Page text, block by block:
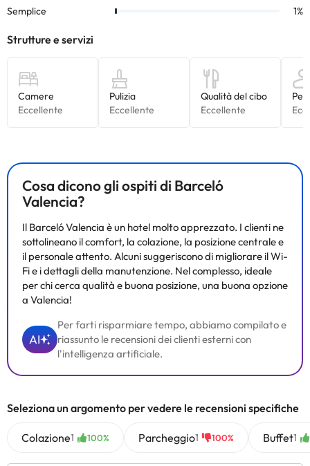
Cosa dicono gli ospiti di Barceló
Valencia?
Il Barceló Valencia è un hotel molto apprezzato. I clienti ne
sottolineano il comfort, la colazione, la posizione centrale e
il personale attento. Alcuni suggeriscono di migliorare il Wi-
Fi e i dettagli della manutenzione. Nel complesso, ideale
per chi cerca qualità e buona posizione, una buona opzione
a Valencia!
AI
Per farti risparmiare tempo, abbiamo compilato e
riassunto le recensioni dei clienti esterni con
l'intelligenza artificiale.
Seleziona un argomento per vedere le recensioni specifiche
Colazione1 100% Parcheggio1 100% Buffet1